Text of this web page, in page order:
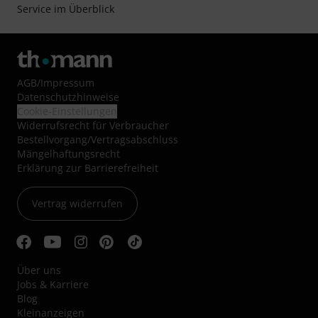
Service im Überblick
AGB/Impressum
Datenschutzhinweise
Widerrufsrecht für Verbraucher
Bestellvorgang/Vertragsabschluss
Mängelhaftungsrecht
Erklärung zur Barrierefreiheit
Vertrag widerrufen
Über uns
Jobs & Karriere
Blog
Kleinanzeigen